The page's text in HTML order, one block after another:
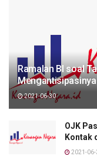
Ramalan BI soal
Mengantisipasinya
2021-06-30
OJK
Kontak
2021-06-